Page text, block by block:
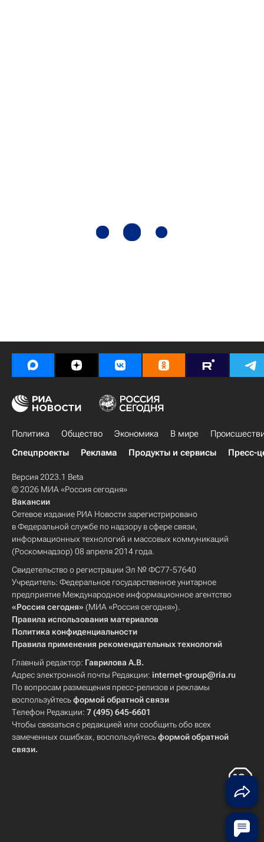
Политика Общество Экономика В мире
Спецпроекты
Реклама Продукты и сервисы Пресс-
Версия 2023.1 Beta
© 2026 МИА «Россия сегодня»
Вакансии
Сетевое издание РИА Новости зарегистрировано
в Федеральной службе по надзору в сфере связи,
информационных технологий и массовых коммуникаций
(Роскомнадзор) 08 апреля 2014 года.
Свидетельство о регистрации Эл № ФС77-57640
Учредитель: Федеральное государственное унитарное
предприятие Международное информационное агентство
«Россия сегодня» (МИА «Россия сегодня»).
Правила использования материалов
Политика конфиденциальности
Правила применения рекомендательных технологий
Главный редактор: Гаврилова А.В.
Адрес электронной почты Редакции: internet-group@ria.ru
По вопросам размещения пресс-релизов и рекламы
воспользуйтесьформой обратной связи
Телефон Редакции: 7 (495) 645-6601
Чтобы связаться с редакцией или сообщить обо всех
замеченных ошибках, воспользуйтесьформой обратной
связи.